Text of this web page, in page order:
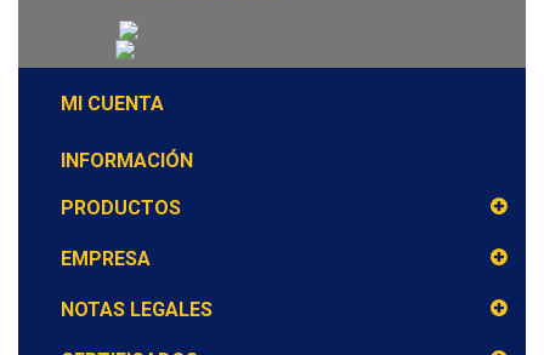
MI CUENTA
INFORMACIÓN
PRODUCTOS
EMPRESA
NOTAS LEGALES